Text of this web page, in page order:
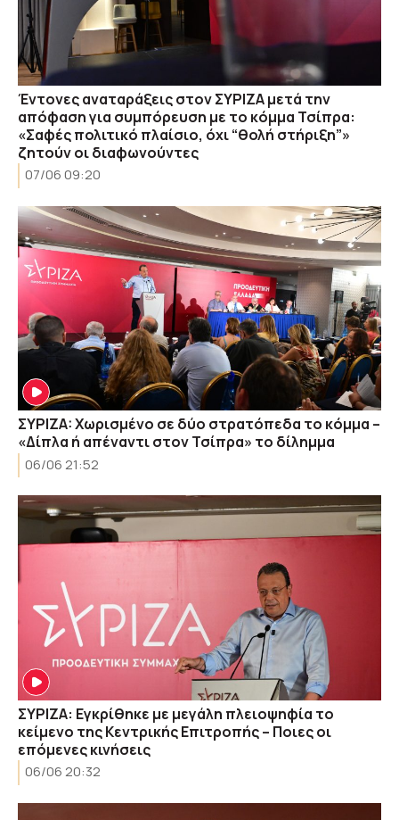
Έντονες αναταράξεις στον ΣΥΡΙΖΑ μετά την
απόφαση για συμπόρευση με το κόμμα Τσίπρα:
«Σαφές πολιτικό πλαίσιο, όχι “θολή στήριξη”»
ζητούν οι διαφωνούντες
07/06 09:20
ΣYΡIZA: Χωρισμένο σε δύο στρατόπεδα το κόμμα –
«Δίπλα ή απέναντι στον Τσίπρα» το δίλημμα
06/06 21:52
ΣΥΡΙΖΑ: Εγκρίθηκε με μεγάλη πλειοψηφία το
κείμενο της Κεντρικής Επιτροπής – Ποιες οι
επόμενες κινήσεις
06/06 20:32